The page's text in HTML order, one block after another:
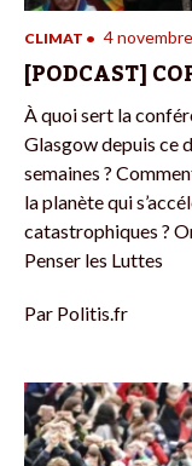
CLIMAT • 4
[PODCAST]
À quoi sert la
Glasgow depuis ce
semaines ?
la planète qui
catastrophiques ?
Penser les Luttes
Par Politis.fr